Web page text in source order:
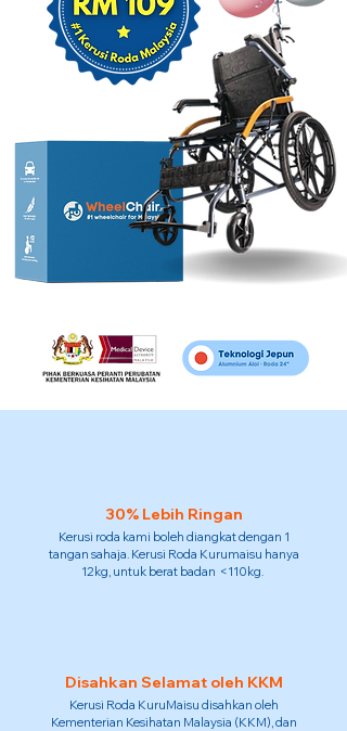
30% Lebih Ringan
Kerusi roda kami boleh diangkat dengan 1
tangan sahaja. Kerusi Roda Kurumaisu hanya
12kg, untuk berat badan <110kg.
Disahkan Selamat oleh KKM
Kerusi Roda KuruMaisu disahkan oleh
Kementerian Kesihatan Malaysia (KKM), dan